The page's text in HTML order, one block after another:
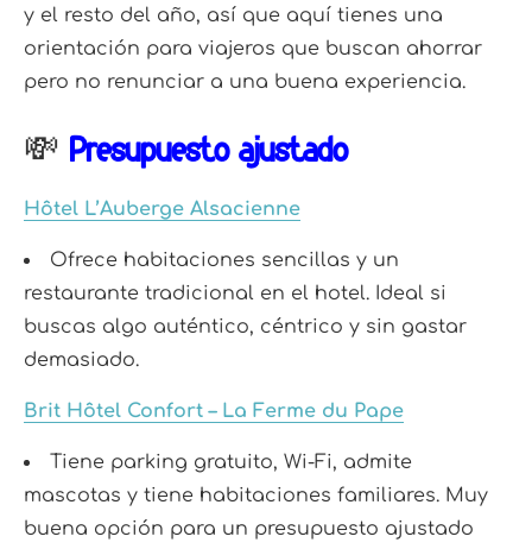
y el resto del año, así que aquí tienes una
orientación para viajeros que buscan ahorrar
pero no renunciar a una buena experiencia.
💸 Presupuesto ajustado
Hôtel L’Auberge Alsacienne
Ofrece habitaciones sencillas y un
restaurante tradicional en el hotel. Ideal si
buscas algo auténtico, céntrico y sin gastar
demasiado.
Brit Hôtel Confort – La Ferme du Pape
Tiene parking gratuito, Wi-Fi, admite
mascotas y tiene habitaciones familiares. Muy
buena opción para un presupuesto ajustado